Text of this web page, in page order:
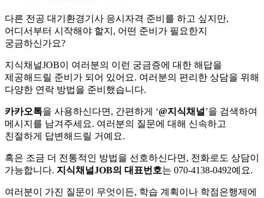
다른 전공 대기환경기사 응시자격 준비를 하고 싶지만,
어디서부터 시작해야 할지, 어떤 준비가 필요한지
궁금하신가요?
지식채널JOB이 여러분의 이런 궁금증에 대한 해답을
제공해드릴 준비가 되어 있어요. 여러분의 편리한 상담을 위해
다양한 연락 방법을 준비했습니다.
카카오톡을 사용하신다면, 간편하게 ‘@지식채널 ’을 검색하여
메시지를 남겨주세요. 여러분의 질문에 대해 신속하고
친절하게 답변해드릴 거예요.
혹은 조금 더 전통적인 방법을 선호하신다면, 전화로도 상담이
가능합니다. 지식채널JOB의 대표번호는 070-4138-0492예요.
여러분이 가진 질문이 무엇이든, 학습 계획이나 학점은행제에